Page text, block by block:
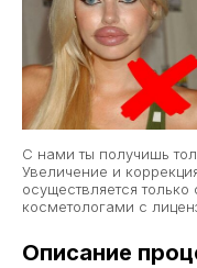
С нами ты получишь
Увеличение и
осуществляется
косметологами с
Описание